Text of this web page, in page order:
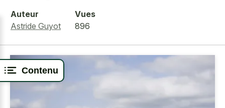
Contenu
Auteur
Astride Guyot
Vues
896